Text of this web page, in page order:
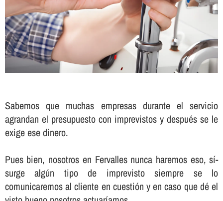
Sabemos que muchas empresas durante el servicio
agrandan el presupuesto con imprevistos y después se le
exige ese dinero.
Pues bien, nosotros en Fervalles nunca haremos eso, sí­
surge algún tipo de imprevisto siempre se lo
comunicaremos al cliente en cuestión y en caso que dé el